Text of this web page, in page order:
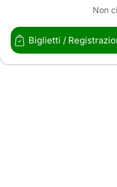
Non
Biglietti /